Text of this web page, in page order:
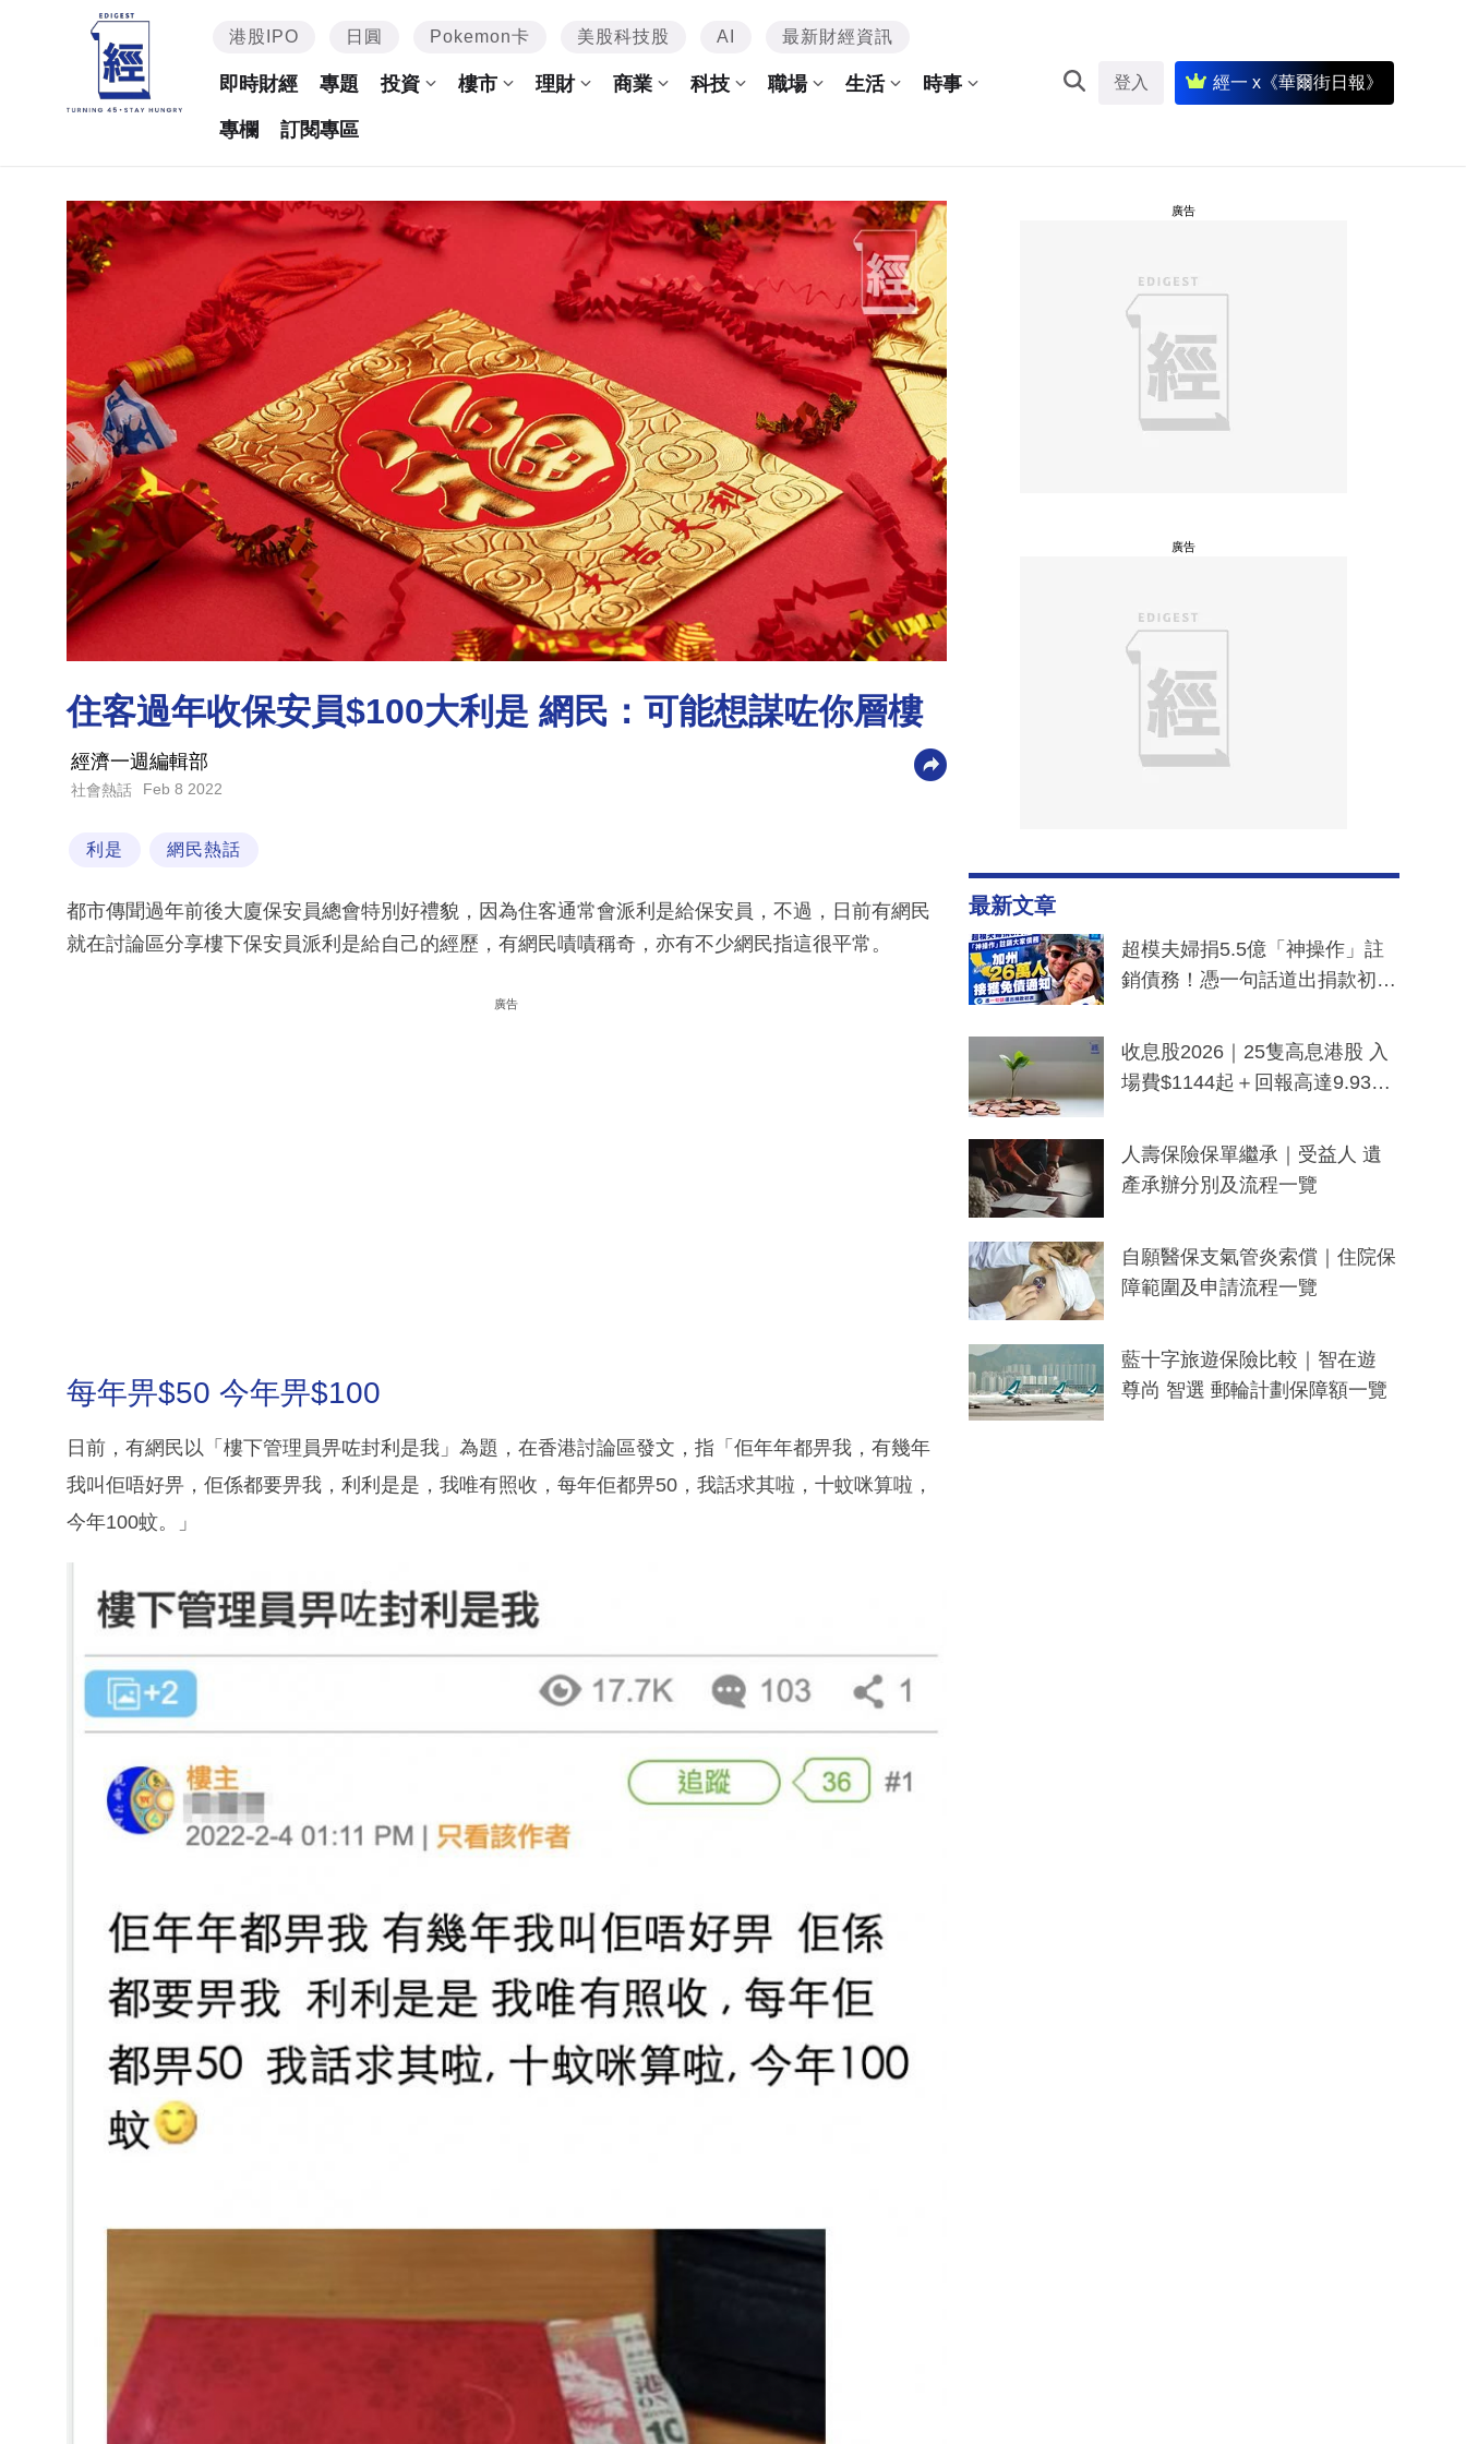
港股IPO 日圓 Pokemon卡 美股科技股 AI 最新財經資訊
即時財經 專題 投資 樓市 理財 商業 科技 職場 生活 時事
專欄 訂閱專區
登入 經一 x《華爾街日報》
住客過年收保安員$100大利是 網民：可能想謀咗你層樓
經濟一週編輯部
社會熱話 Feb 8 2022
利是 網民熱話
都市傳聞過年前後大廈保安員總會特別好禮貌，因為住客通常會派利是給保安員，不過，日前有網民
就在討論區分享樓下保安員派利是給自己的經歷，有網民嘖嘖稱奇，亦有不少網民指這很平常。
廣告
每年畀$50 今年畀$100
日前，有網民以「樓下管理員畀咗封利是我」為題，在香港討論區發文，指「佢年年都畀我，有幾年
我叫佢唔好畀，佢係都要畀我，利利是是，我唯有照收，每年佢都畀50，我話求其啦，十蚊咪算啦，
今年100蚊。」
廣告
廣告
最新文章
超模夫婦捐5.5億「神操作」註
銷債務！憑一句話道出捐款初
一度被誤當詐騙手段
收息股2026｜25隻高息港股 入
場費$1144起＋回報高達9.93
人壽保險保單繼承｜受益人 遺
產承辦分別及流程一覽
自願醫保支氣管炎索償｜住院保
障範圍及申請流程一覽
藍十字旅遊保險比較｜智在遊
尊尚 智選 郵輪計劃保障額一覽